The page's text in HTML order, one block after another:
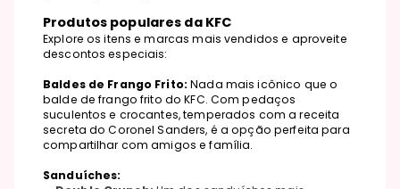
Produtos populares da KFC
Explore os itens e marcas mais vendidos e aproveite
descontos especiais:
Baldes de Frango Frito: Nada mais icônico que o
balde de frango frito do KFC. Com pedaços
suculentos e crocantes, temperados com a receita
secreta do Coronel Sanders, é a opção perfeita para
compartilhar com amigos e família.
Sanduíches: